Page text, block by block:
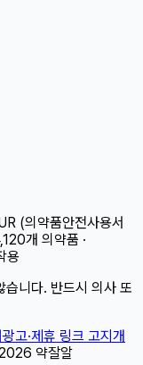
(의약품안전사용서
개 의약품 ·
용
습니다. 반드시 의사 또
광고·제휴 링크 고지개
약잘알